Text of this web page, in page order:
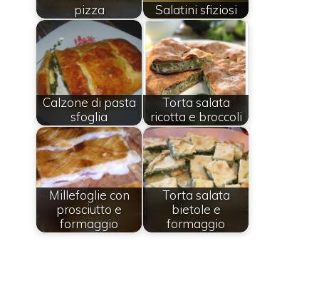
pizza
Salatini sfiziosi
Calzone di pasta
sfoglia
Torta salata
ricotta e broccoli
Millefoglie con
prosciutto e
formaggio
Torta salata
bietole e
formaggio